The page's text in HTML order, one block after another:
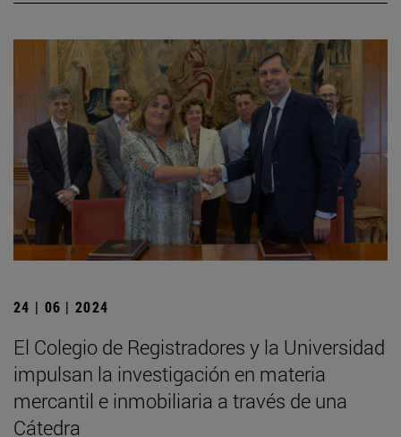
24 | 06 | 2024
El Colegio de Registradores y la Universidad
impulsan la investigación en materia
mercantil e inmobiliaria a través de una
Cátedra